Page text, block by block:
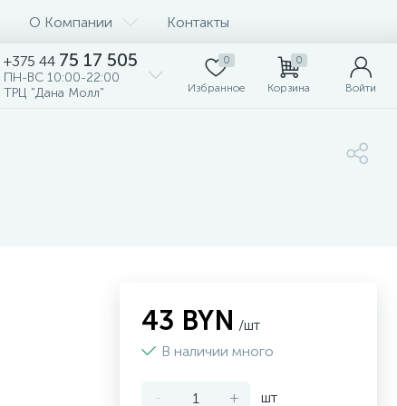
О Компании Контакты
+375 44 75 17 505
ПН-ВС 10:00-22:00
ТРЦ "Дана Молл"
0
Избранное
0
Корзина Войти
43 BYN /шт
В наличии много
- + шт